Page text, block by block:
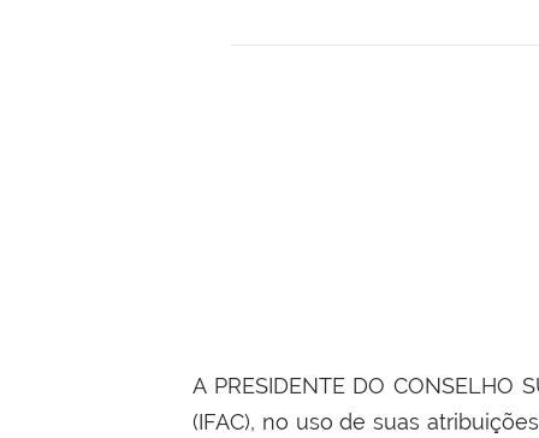
A PRESIDENTE DO CONSELHO
(IFAC), no uso de suas